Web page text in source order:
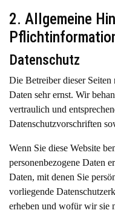
2. Allgemeine
Datenschutz
Die Betreiber dieser Seiten
Daten sehr ernst. Wir
vertraulich und
Datenschutzvorschriften
Wenn Sie diese Website
personenbezogene Daten
Daten, mit denen Sie
vorliegende
erheben und wofür wir sie